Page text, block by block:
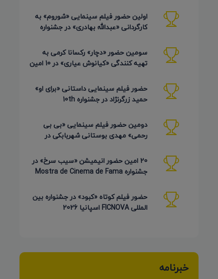
اولین حضور فیلم سینمایی «شوروم» به
کارگردانی «عبدالله بهادری» در جشنواره
سومین حضور «دچار» رکسانا کرمی به
تهیه کنندگی «کیانوش عیاری» در 10 امین
حضور فیلم سینمایی داستانی «برای او»
حمید زرگرنژاد در جشنواره 10th
دومین حضور فیلم سینمایی «بی بی
رحمی» مهدی بوستانی شهربابکی در
20 امین حضور انیمیشن «سیب سرخ» در
جشنواره Mostra de Cinema de Fama
حضور فیلم کوتاه «کبود» در جشنواره بین
المللی FICNOVA اسپانیا 2026
خبرنامه